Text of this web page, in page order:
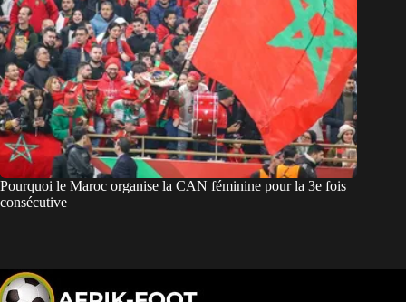
Pourquoi le Maroc organise la CAN féminine pour la 3e fois
consécutive